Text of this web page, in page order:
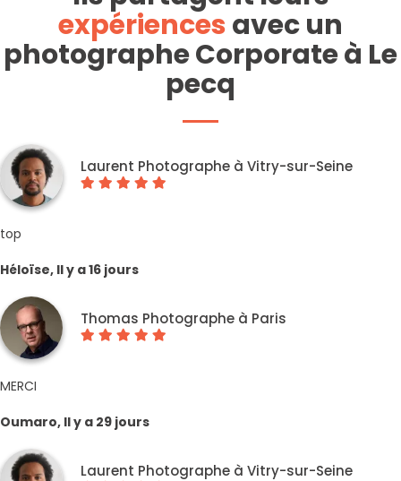
expériencesavec un
photographe Corporate à Le
pecq
Laurent Photographe à Vitry-sur-Seine
top
Héloïse, Il y a 16 jours
Thomas Photographe à Paris
MERCI
Oumaro, Il y a 29 jours
Laurent Photographe à Vitry-sur-Seine